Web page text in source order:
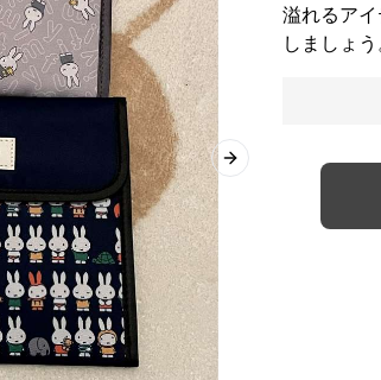
Next slide
溢れるア
しましょう